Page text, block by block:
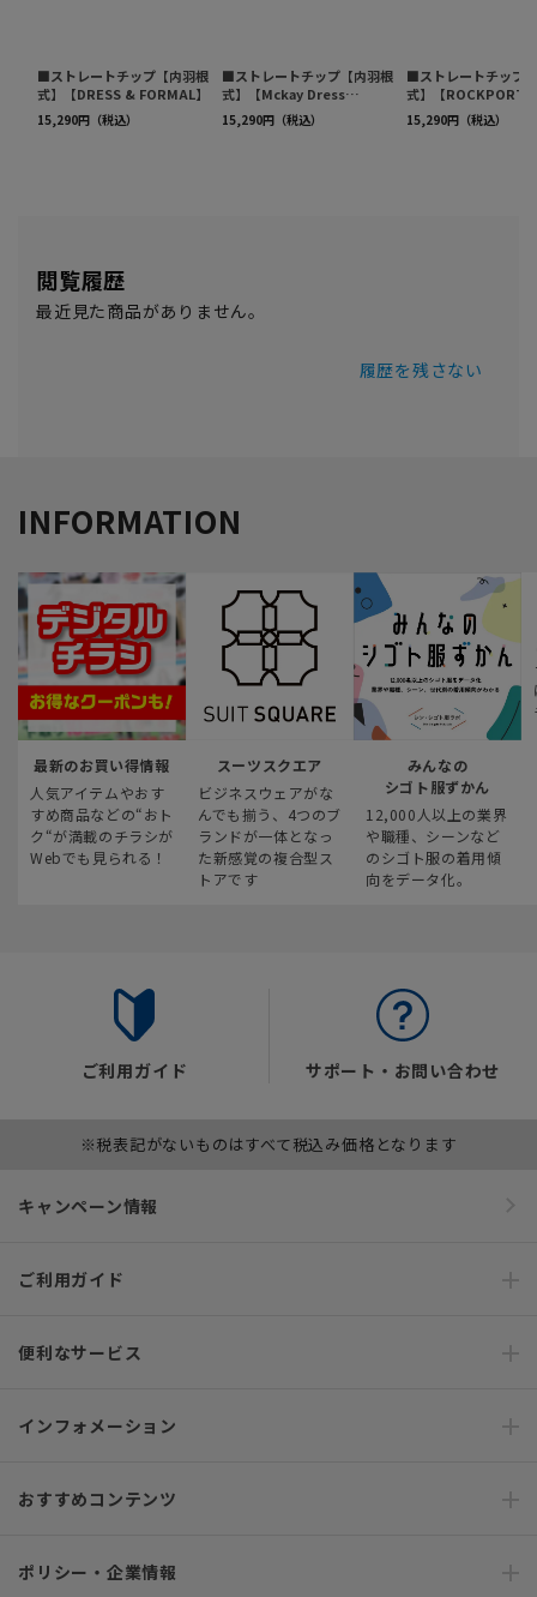
閲覧履歴
最近見た商品がありません。
履歴を残さない
INFORMATION
最新のお買い得情報
人気アイテムやおす
すめ商品などの“おト
ク“が満載のチラシが
Webでも見られる！
スーツスクエア
ビジネスウェアがな
んでも揃う、4つのブ
ランドが一体となっ
た新感覚の複合型ス
トアです
みんなの
シゴト服ずかん
12,000人以上の業界
や職種、シーンなど
のシゴト服の着用傾
向をデータ化。
ご利用ガイド サポート・お問い合わせ
※税表記がないものはすべて税込み価格となります
キャンペーン情報
ご利用ガイド
便利なサービス
インフォメーション
おすすめコンテンツ
ポリシー・企業情報